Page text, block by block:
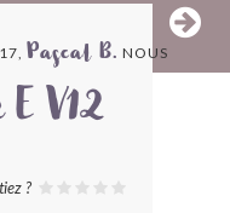
Pascal B. NOUS
V12
?